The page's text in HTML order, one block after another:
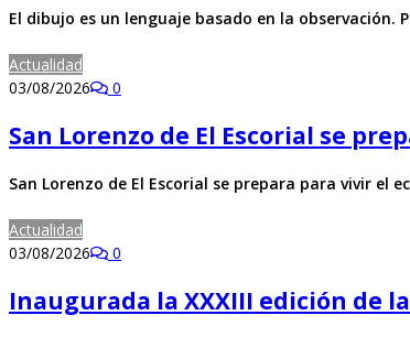
El dibujo es un lenguaje basado en la
Actualidad
03/08/2026
0
San Lorenzo de El Escorial se
San Lorenzo de El Escorial se prepara para vivir el
Actualidad
03/08/2026
0
Inaugurada la XXXIII edición de